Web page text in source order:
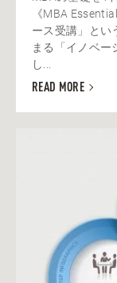
《MBA
ース受講」とい
まる「イノベ
し...
READ MORE